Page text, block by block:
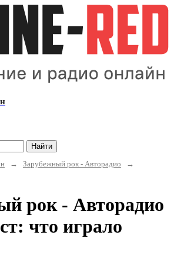
Найти
→ Зарубежный рок - Авторадио
→
рок - Авторадио
что играло